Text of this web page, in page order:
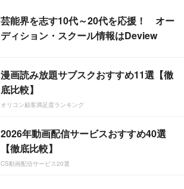
芸能界を志す10代～20代を応援！ オー
ディション・スクール情報はDeview
漫画読み放題サブスクおすすめ11選【徹
底比較】
オリコン顧客満足度ランキング
2026年動画配信サービスおすすめ40選
【徹底比較】
CS動画配信サービス20選